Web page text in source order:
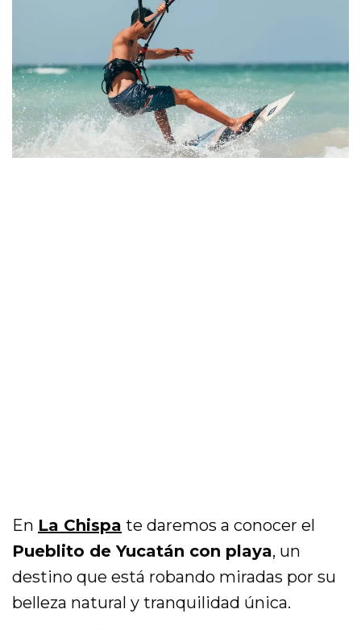
En La Chispa te daremos a conocer el
Pueblito de Yucatán con playa, un
destino que está robando miradas por su
belleza natural y tranquilidad única.